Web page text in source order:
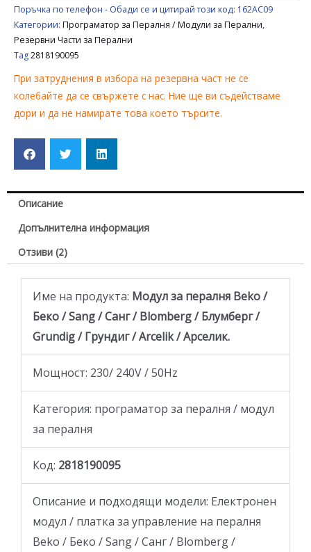
Поръчка по телефон - Обади се и цитирай този код: 162AC09
Категории: Програматор за Пералня / Модули за Перални,
Резервни Части за Перални
Tag2818190095
При затруднения в избора на резервна част не се
колебайте да се свържете с нас. Ние ще ви съдействаме
дори и да не намирате това което търсите.
Описание
Допълнителна информация
Отзиви (2)
Име на продукта: Модул за пералня Beko /
Беко / Sang / Санг / Blomberg / Блумберг /
Grundig / Грундиг / Arcelik / Арселик.
Мощност: 230/ 240V / 50Hz
Категория: програматор за пералня / модул
за пералня
Код: 2818190095
Описание и подходящи модели: Електронен
модул / платка за управление на пералня
Beko / Беко / Sang / Санг / Blomberg /